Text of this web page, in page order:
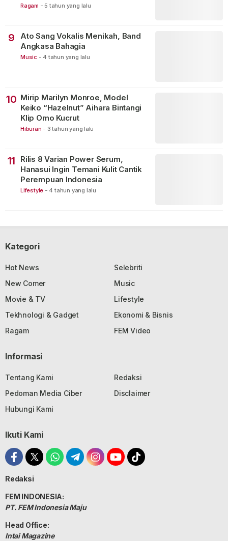
Ragam - 5 tahun yang lalu
9
Ato Sang Vokalis Menikah, Band
Angkasa Bahagia
Music - 4 tahun yang lalu
10 Mirip Marilyn Monroe, Model
Keiko “Hazelnut” Aihara Bintangi
Klip Omo Kucrut
Hiburan - 3 tahun yang lalu
11
Rilis 8 Varian Power Serum,
Hanasui Ingin Temani Kulit Cantik
Perempuan Indonesia
Lifestyle - 4 tahun yang lalu
Kategori
Hot News
Selebriti
New Comer
Music
Movie & TV
Lifestyle
Tekhnologi & Gadget
Ekonomi & Bisnis
Ragam
FEM Video
Informasi
Tentang Kami
Redaksi
Pedoman Media Ciber
Disclaimer
Hubungi Kami
Ikuti Kami
Redaksi
FEM INDONESIA:
PT. FEM Indonesia Maju
Head Office:
Intai Magazine